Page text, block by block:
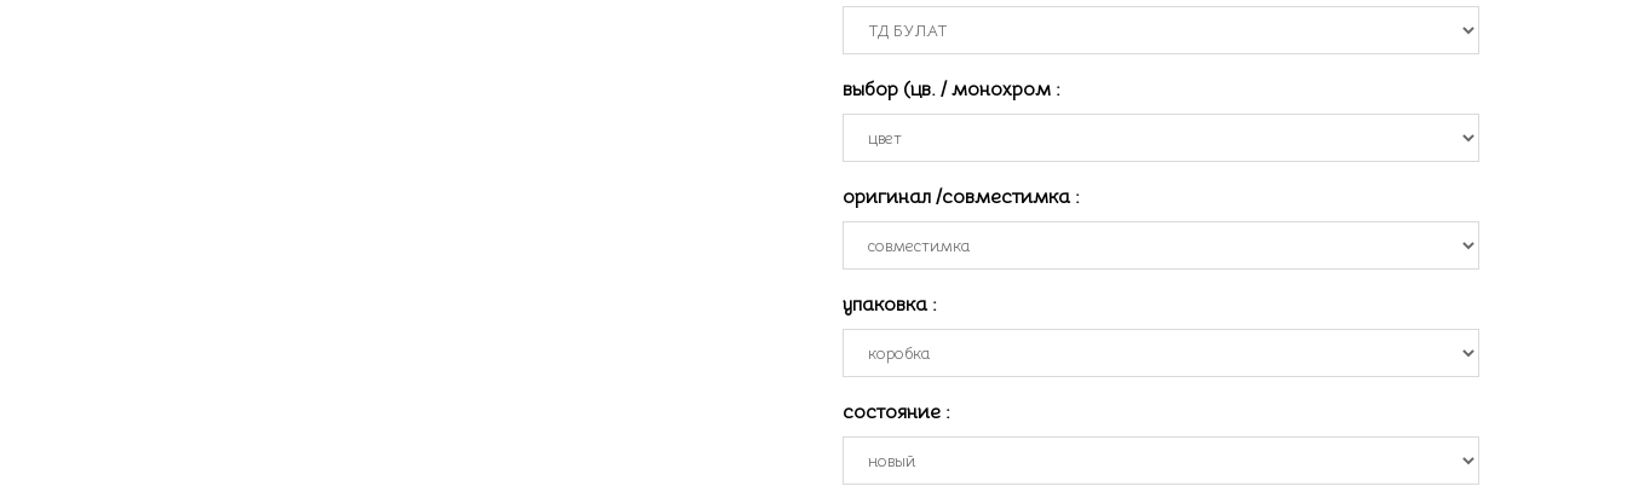
выбор (цв. / монохром :
оригинал /совместимка :
упаковка :
состояние :